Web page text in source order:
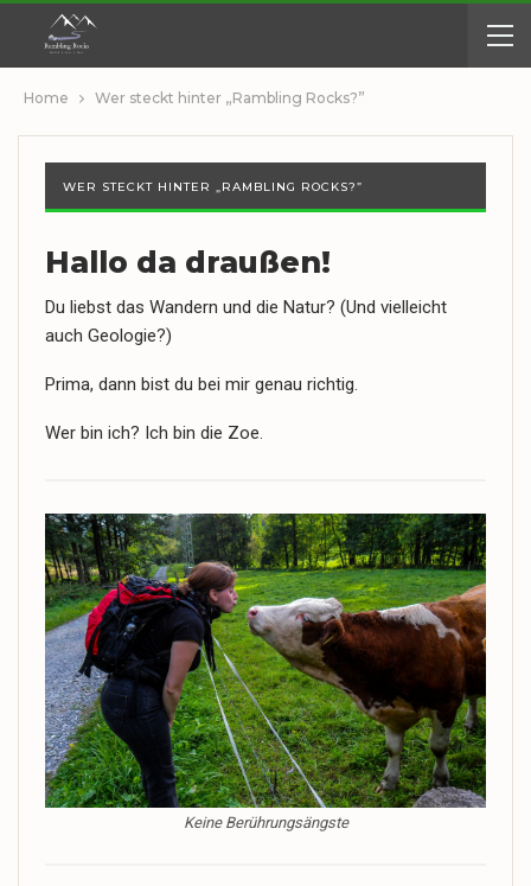
Home Wer steckt hinter „Rambling Rocks?”
WER STECKT HINTER „RAMBLING ROCKS?”
Hallo da draußen!
Du liebst das Wandern und die Natur? (Und vielleicht
auch Geologie?)
Prima, dann bist du bei mir genau richtig.
Wer bin ich? Ich bin die Zoe.
Keine Berührungsängste